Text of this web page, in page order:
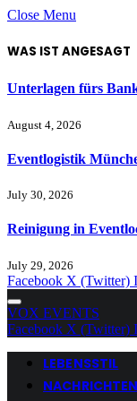
Close Menu
WAS IST ANGESAGT
Unterlagen fürs
August 4, 2026
Eventlogistik
July 30, 2026
Reinigung in
July 29, 2026
Facebook X (Twitter)
VOX EVENTS
Facebook X (Twitter)
LEBENSSTIL
NACHRICHTEN